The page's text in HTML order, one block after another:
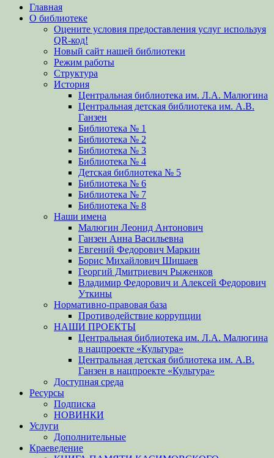
Перейти
содержимому
Главная
О библиотеке
Оцените условия предоставления услуг используя
QR-код!
Новый сайт нашей библиотеки
Режим работы
Структура
История
Центральная библиотека им. Л.А. Малюгина
Центральная детская библиотека им. А.В.
Ганзен
Библиотека № 1
Библиотека № 2
Библиотека № 3
Библиотека № 4
Детская библиотека № 5
Библиотека № 6
Библиотека № 7
Библиотека № 8
Наши имена
Малюгин Леонид Антонович
Ганзен Анна Васильевна
Евгений Федорович Маркин
Борис Михайлович Шишаев
Георгий Дмитриевич Рыженков
Владимир Федорович и Алексей Федорович
Уткины
Нормативно-правовая база
Противодействие коррупции
НАШИ ПРОЕКТЫ
Центральная библиотека им. Л.А. Малюгина
в нацпроекте «Культура»
Центральная детская библиотека им. А.В.
Ганзен в нацпроекте «Культура»
Доступная среда
Ресурсы
Подписка
НОВИНКИ
Услуги
Дополнительные
Краеведение